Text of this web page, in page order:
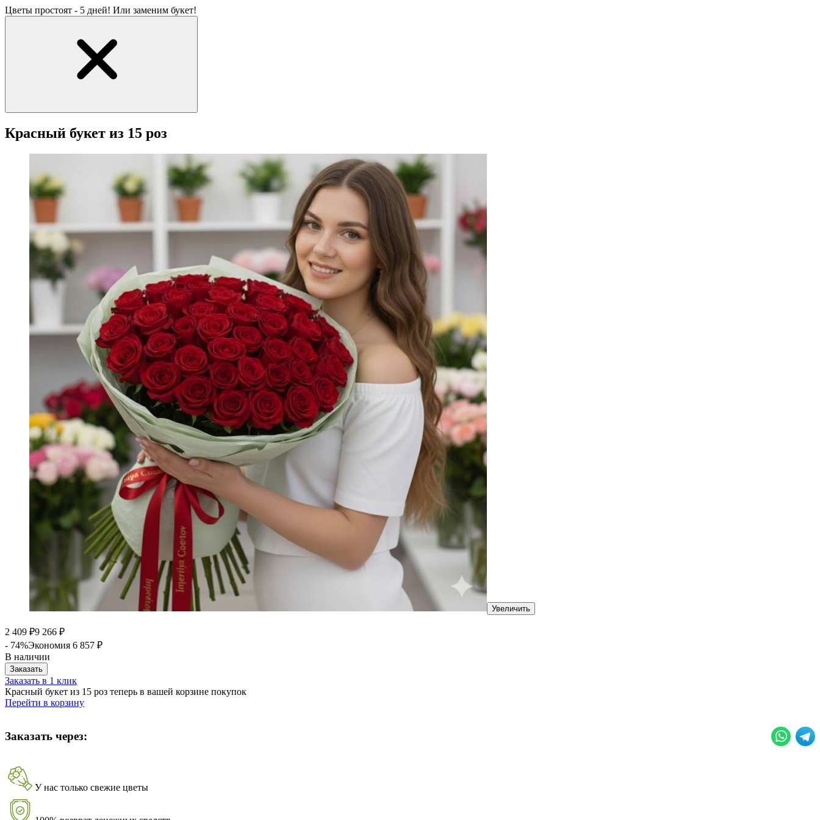
Цветы простоят - 5 дней! Или заменим букет!
Красный букет из 15 роз
Увеличить
2 409 ₽9 266 ₽
- 74%Экономия 6 857 ₽
В наличии
Заказать
Заказать в 1 клик
Красный букет из 15 роз теперь в вашей корзине покупок
Перейти в корзину
Заказать через:
У нас только свежие цветы